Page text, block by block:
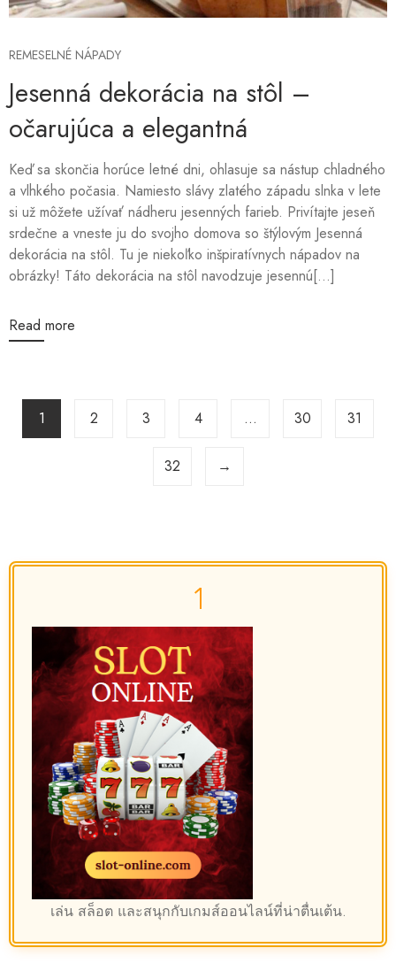
REMESELNÉ NÁPADY
Jesenná dekorácia na stôl –
očarujúca a elegantná
Keď sa skončia horúce letné dni, ohlasuje sa nástup chladného
a vlhkého počasia. Namiesto slávy zlatého západu slnka v lete
si už môžete užívať nádheru jesenných farieb. Privítajte jeseň
srdečne a vneste ju do svojho domova so štýlovým Jesenná
dekorácia na stôl. Tu je niekoľko inšpiratívnych nápadov na
obrázky! Táto dekorácia na stôl navodzuje jesennú[...]
Read more
1 2 3 4 … 30 31
32 →
เล่น สล็อตและสนุกกับเกมส์ออนไลน์ที่น่าตื่นเต้น.